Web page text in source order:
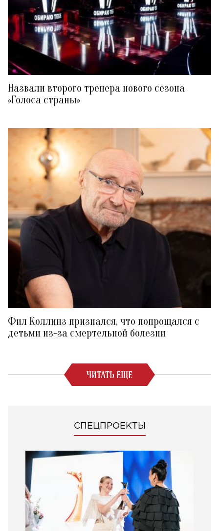
Назвали второго тренера нового сезона
«Голоса страны»
Фил Коллинз признался, что попрощался с
детьми из-за смертельной болезни
ЧИТАТЬ ЕЩЕ
СПЕЦПРОЕКТЫ